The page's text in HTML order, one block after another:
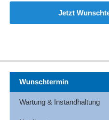
Jetzt
Wunschtermin
Wartung & Instandhaltung